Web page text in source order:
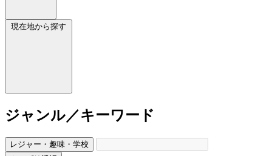
現在地から探す
ジャンル／キーワード
レジャー・趣味・学校